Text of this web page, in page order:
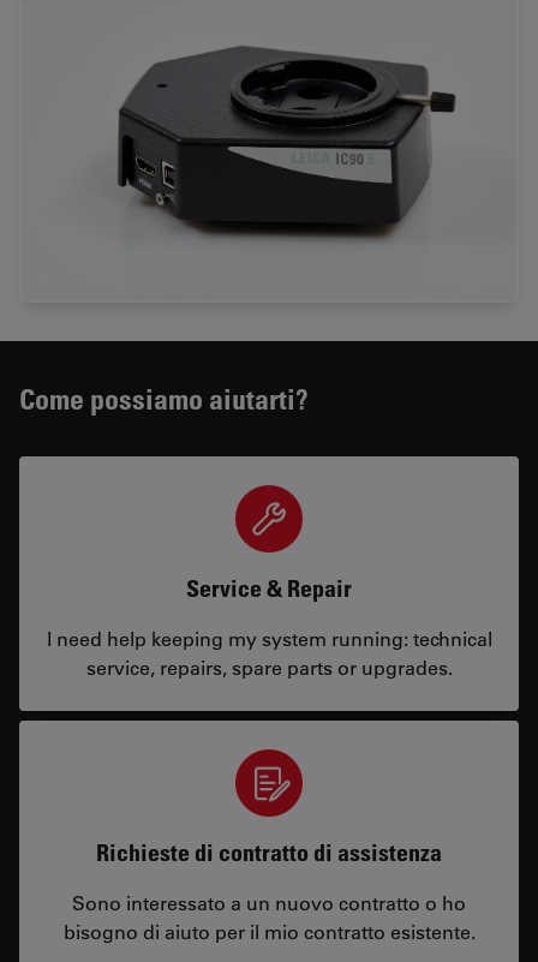
Come possiamo aiutarti?
Service & Repair
I need help keeping my system running: technical
service, repairs, spare parts or upgrades.
Richieste di contratto di assistenza
Sono interessato a un nuovo contratto o ho
bisogno di aiuto per il mio contratto esistente.